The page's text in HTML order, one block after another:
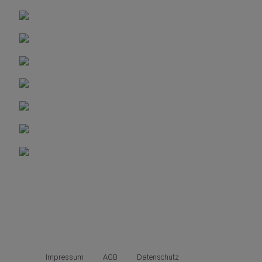
Impressum AGB Datenschutz